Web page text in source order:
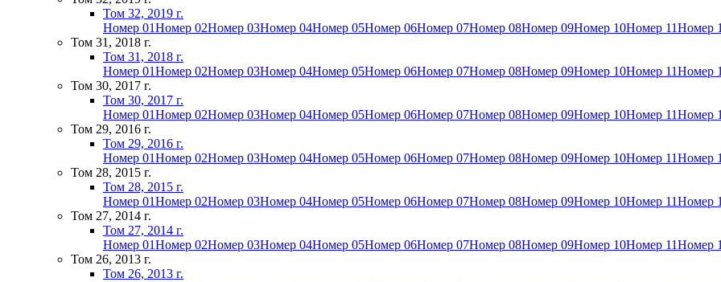
Том 32, 2019 г.
Номер 01Номер 02Номер 03Номер 04Номер 05Номер 06Номер 07Номер 08Номер 09Номер 10Номер 11Номер
Том 31, 2018 г.
Том 31, 2018 г.
Номер 01Номер 02Номер 03Номер 04Номер 05Номер 06Номер 07Номер 08Номер 09Номер 10Номер 11Номер
Том 30, 2017 г.
Том 30, 2017 г.
Номер 01Номер 02Номер 03Номер 04Номер 05Номер 06Номер 07Номер 08Номер 09Номер 10Номер 11Номер
Том 29, 2016 г.
Том 29, 2016 г.
Номер 01Номер 02Номер 03Номер 04Номер 05Номер 06Номер 07Номер 08Номер 09Номер 10Номер 11Номер
Том 28, 2015 г.
Том 28, 2015 г.
Номер 01Номер 02Номер 03Номер 04Номер 05Номер 06Номер 07Номер 08Номер 09Номер 10Номер 11Номер
Том 27, 2014 г.
Том 27, 2014 г.
Номер 01Номер 02Номер 03Номер 04Номер 05Номер 06Номер 07Номер 08Номер 09Номер 10Номер 11Номер
Том 26, 2013 г.
Том 26, 2013 г.